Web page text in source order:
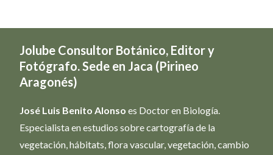
Jolube Consultor Botánico, Editor y
Fotógrafo. Sede en Jaca (Pirineo
Aragonés)
José Luis Benito Alonso es Doctor en Biología.
Especialista en estudios sobre cartografía de la
vegetación, hábitats, flora vascular, vegetación, cambio